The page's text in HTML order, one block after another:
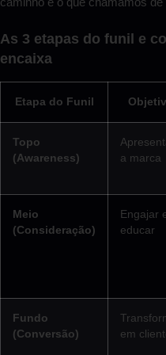
As 3 etapas do funil e
encaixa
Etapa do Funil
Topo
(Awareness)
a marca
Meio
(Consideração)
Engajar
educar
Fundo
(Conversão)
em